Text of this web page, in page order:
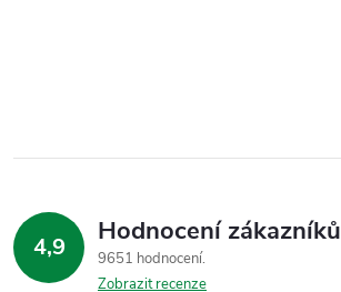
4,9 Hodnocení zákazníků
9651 hodnocení
Zobrazit recenze